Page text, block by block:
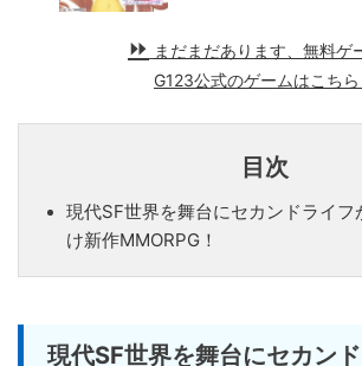
まだまだあります、無料ゲ
G123公式のゲームはこちら
目次
現代SF世界を舞台にセカンドライフ
け新作MMORPG！
現代SF世界を舞台にセカン